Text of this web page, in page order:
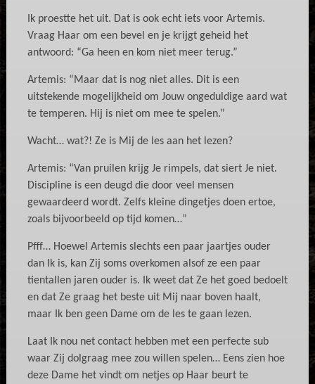
Ik proestte het uit. Dat is ook echt iets voor Artemis.
Vraag Haar om een bevel en je krijgt geheid het
antwoord: “Ga heen en kom niet meer terug.”
Artemis: “Maar dat is nog niet alles. Dit is een
uitstekende mogelijkheid om Jouw ongeduldige aard wat
te temperen. Hij is niet om mee te spelen.”
Wacht… wat?! Ze is Mij de les aan het lezen?
Artemis: “Van pruilen krijg Je rimpels, dat siert Je niet.
Discipline is een deugd die door veel mensen
gewaardeerd wordt. Zelfs kleine dingetjes doen ertoe,
zoals bijvoorbeeld op tijd komen…”
Pfff… Hoewel Artemis slechts een paar jaartjes ouder
dan Ik is, kan Zij soms overkomen alsof ze een paar
tientallen jaren ouder is. Ik weet dat Ze het goed bedoelt
en dat Ze graag het beste uit Mij naar boven haalt,
maar Ik ben geen Dame om de les te gaan lezen.
Laat Ik nou net contact hebben met een perfecte sub
waar Zij dolgraag mee zou willen spelen… Eens zien hoe
deze Dame het vindt om netjes op Haar beurt te